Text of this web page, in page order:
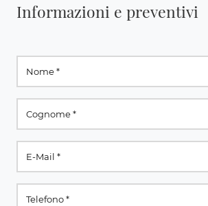
Informazioni e preventivi